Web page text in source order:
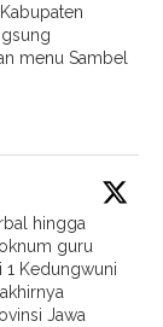
menu Sambel
hingga
guru
1 Kedungwuni
Jawa